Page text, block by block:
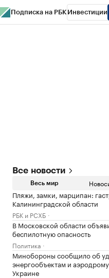
Подписка на РБК Инвестиции
Все новости
Весь мир
Пляжи, замки, марципан:
Калининградской области
РБК и РСХБ
В Московской области
беспилотную опасность
Политика
Минобороны сообщило об
энергообъектам и
Украине